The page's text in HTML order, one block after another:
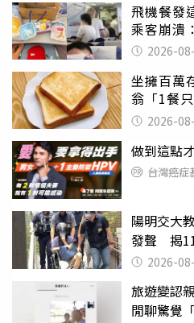
飛機餐發
乘客崩潰
別亂喝
2026-
坐擁百萬
翁「1餐
瘦嚇壞女
2026-
做到這點
台灣癌症
陽明交大
發聲 揭11
2026-
旅遊變認
閒聊驚覺